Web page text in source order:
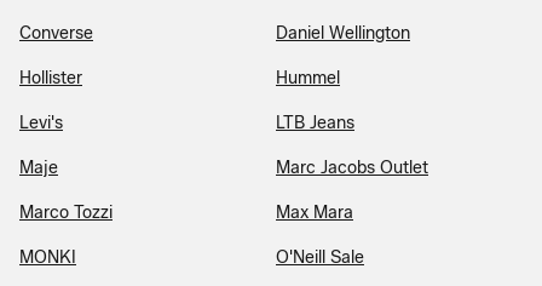
Converse Daniel Wellington
Hollister Hummel
Levi's LTB Jeans
Maje Marc Jacobs Outlet
Marco Tozzi Max Mara
MONKI O'Neill Sale